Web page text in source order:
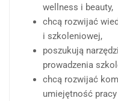
wellness i beauty,
chcą rozwijać
i szkoleniowej,
poszukują
prowadzenia
chcą rozwijać
umiejętność pracy